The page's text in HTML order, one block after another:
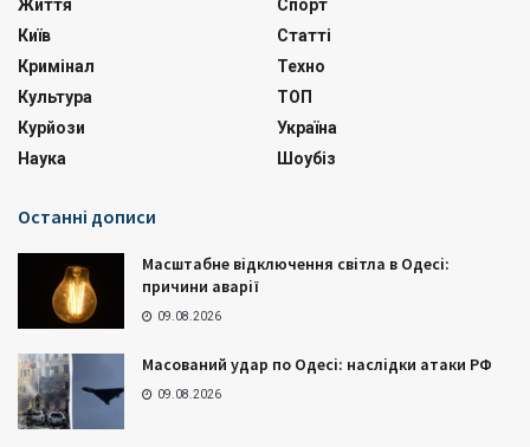
Життя
Київ
Кримінал
Культура
Курйози
Наука
Спорт
Статті
Техно
ТОП
Україна
Шоубіз
Останні дописи
Масштабне відключення світла в Одесі:
причини аварії
09.08.2026
Масований удар по Одесі: наслідки атаки РФ
09.08.2026